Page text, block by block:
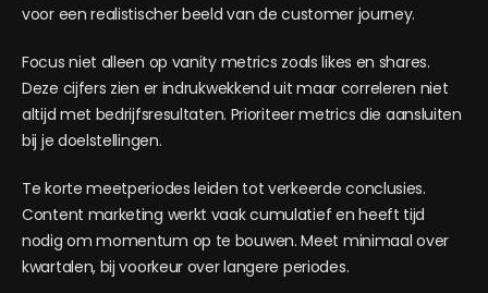
voor een realistischer beeld van de customer journey.
Focus niet alleen op vanity metrics zoals likes en shares.
Deze cijfers zien er indrukwekkend uit maar correleren niet
altijd met bedrijfsresultaten. Prioriteer metrics die aansluiten
bij je doelstellingen.
Te korte meetperiodes leiden tot verkeerde conclusies.
Content marketing werkt vaak cumulatief en heeft tijd
nodig om momentum op te bouwen. Meet minimaal over
kwartalen, bij voorkeur over langere periodes.